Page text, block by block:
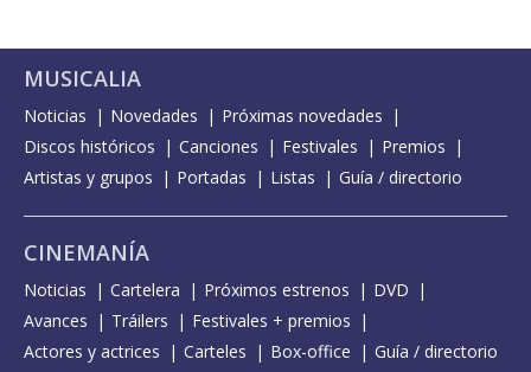
MUSICALIA
Noticias Novedades
Próximas novedades
Discos históricos
Canciones Festivales
Premios
Artistas y grupos
Portadas Listas Guía / directorio
CINEMANÍA
Noticias Cartelera Próximos estrenos
DVD
Avances
Tráilers
Festivales + premios
Actores y actrices
Carteles Box-office Guía / directorio